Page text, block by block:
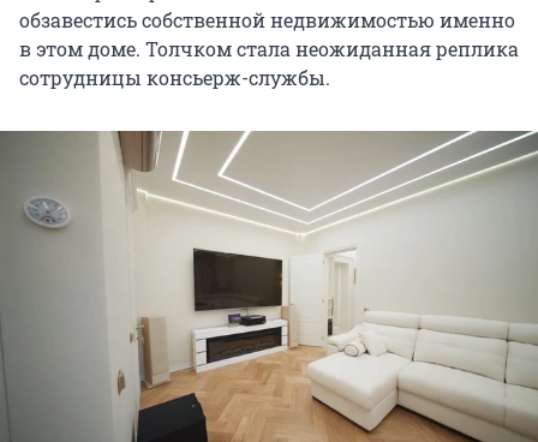
обзавестись собственной недвижимостью именно
в этом доме. Толчком стала неожиданная реплика
сотрудницы консьерж-службы.